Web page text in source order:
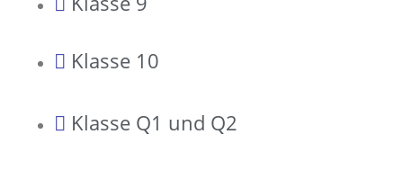
Klasse 10
Klasse Q1 und Q2